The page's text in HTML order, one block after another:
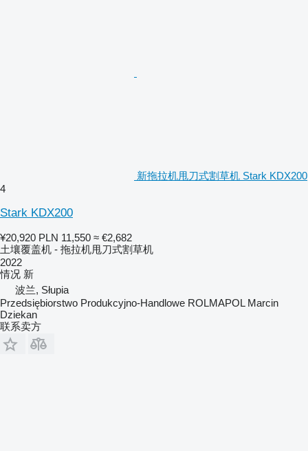
新拖拉机甩刀式割草机 Stark KDX200
4
Stark KDX200
¥20,920 PLN 11,550 ≈ €2,682
土壤覆盖机 - 拖拉机甩刀式割草机
2022
情况 新
波兰, Słupia
Przedsiębiorstwo Produkcyjno-Handlowe ROLMAPOL Marcin
Dziekan
联系卖方